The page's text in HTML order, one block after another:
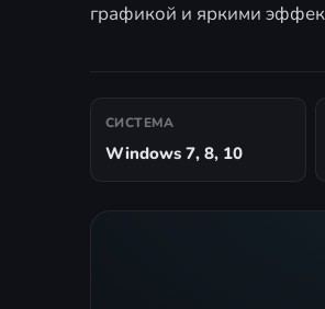
графикой и яркими
СИСТЕМА
Windows 7, 8, 10